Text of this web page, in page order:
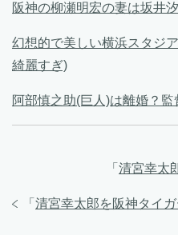
阪神の柳瀬明宏の妻は坂井
幻想的で美しい横浜スタジ
綺麗すぎ)
阿部慎之助(巨人)は離婚？
「 清宮幸太
「 清宮幸太郎を阪神タイ